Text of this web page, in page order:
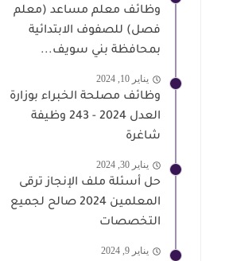
وظائف معلم مساعد (معلم
فصل) للصفوف الابتدائية
بمحافظة بني سويف...
يناير 10, 2024
وظائف مصلحة الخبراء بوزارة
العدل 2024 - 243 وظيفة
شاغرة
يناير 30, 2024
حل أسئلة ملف الإنجاز ترقى
المعلمين 2024 صالح لجميع
التخصصات
يناير 9, 2024